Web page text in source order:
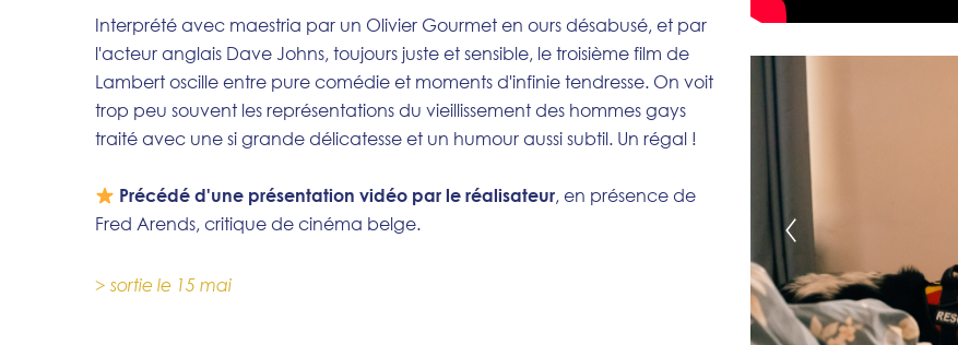
Interprété avec maestria par un Olivier Gourmet en ours désabusé, et par
l'acteur anglais Dave Johns, toujours juste et sensible, le troisième film de
Lambert oscille entre pure comédie et moments d'infinie tendresse. On voit
trop peu souvent les représentations du vieillissement des hommes gays
traité avec une si grande délicatesse et un humour aussi subtil. Un régal !
Précédé d'une présentation vidéo par le réalisateur, en présence de
Fred Arends, critique de cinéma belge.
> sortie le 15 mai